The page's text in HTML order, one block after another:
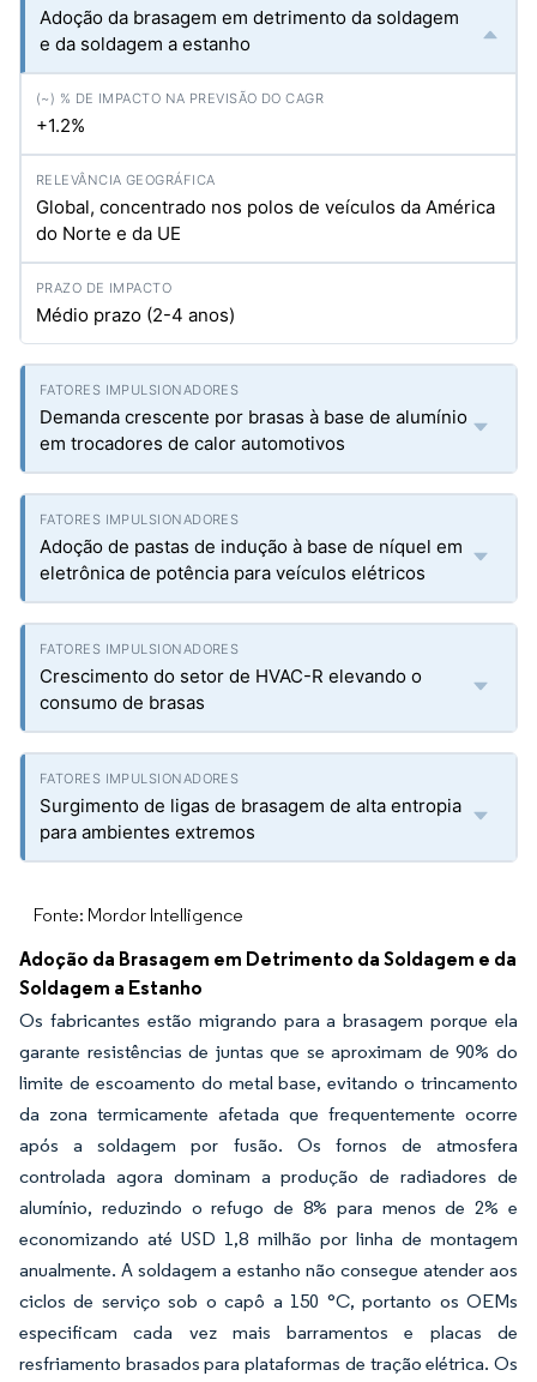
Adoção da brasagem em detrimento da soldagem
e da soldagem a estanho
+1.2%
Global, concentrado nos polos de veículos da América
do Norte e da UE
Médio prazo (2-4 anos)
Demanda crescente por brasas à base de alumínio
em trocadores de calor automotivos
Adoção de pastas de indução à base de níquel em
eletrônica de potência para veículos elétricos
Crescimento do setor de HVAC-R elevando o
consumo de brasas
Surgimento de ligas de brasagem de alta entropia
para ambientes extremos
Fonte: Mordor Intelligence
Adoção da Brasagem em Detrimento da Soldagem e da
Soldagem a Estanho
Os fabricantes estão migrando para a brasagem porque ela
garante resistências de juntas que se aproximam de 90% do
limite de escoamento do metal base, evitando o trincamento
da zona termicamente afetada que frequentemente ocorre
após a soldagem por fusão. Os fornos de atmosfera
controlada agora dominam a produção de radiadores de
alumínio, reduzindo o refugo de 8% para menos de 2% e
economizando até USD 1,8 milhão por linha de montagem
anualmente. A soldagem a estanho não consegue atender aos
ciclos de serviço sob o capô a 150 °C, portanto os OEMs
especificam cada vez mais barramentos e placas de
resfriamento brasados para plataformas de tração elétrica. Os